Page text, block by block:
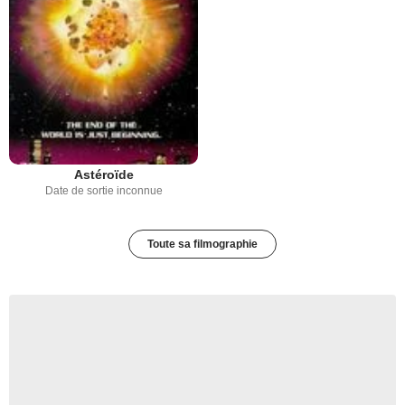
Astéroïde
Date de sortie inconnue
Toute sa filmographie